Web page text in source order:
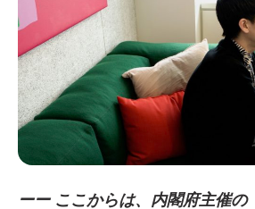
ーー ここからは、内閣府主催の